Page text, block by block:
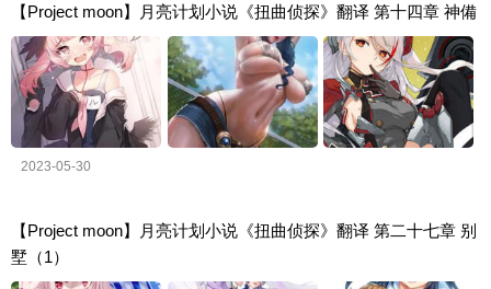
【Project moon】月亮计划小说《扭曲侦探》翻译 第十四章 神備
2023-05-30
【Project moon】月亮计划小说《扭曲侦探》翻译 第二十七章 别
墅（1）